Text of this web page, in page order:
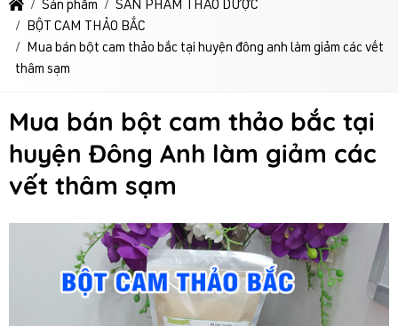
Sản phẩm
SẢN PHẨM THẢO DƯỢC
BỘT CAM THẢO BẮC
Mua bán bột cam thảo bắc tại huyện đông anh làm giảm các vết
thâm sạm
Mua bán bột cam thảo bắc tại
huyện Đông Anh làm giảm các
vết thâm sạm